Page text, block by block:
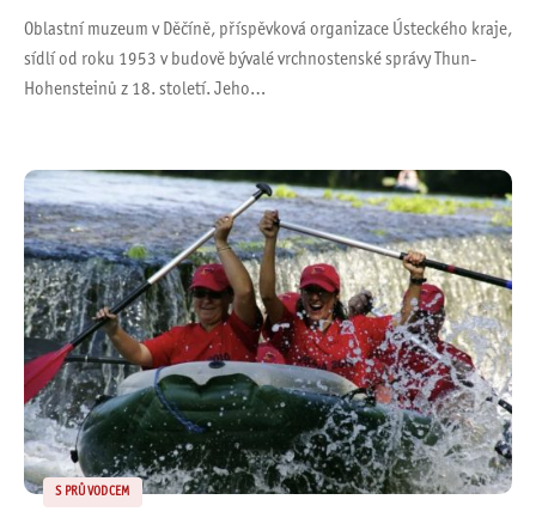
Oblastní muzeum v Děčíně, příspěvková organizace Ústeckého kraje,
sídlí od roku 1953 v budově bývalé vrchnostenské správy Thun-
Hohensteinů z 18. století. Jeho…
S PRŮVODCEM